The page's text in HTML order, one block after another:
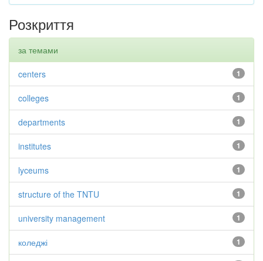
Розкриття
за темами
1
centers
1
colleges
1
departments
1
institutes
1
lyceums
1
structure of the TNTU
1
university management
1
коледжі